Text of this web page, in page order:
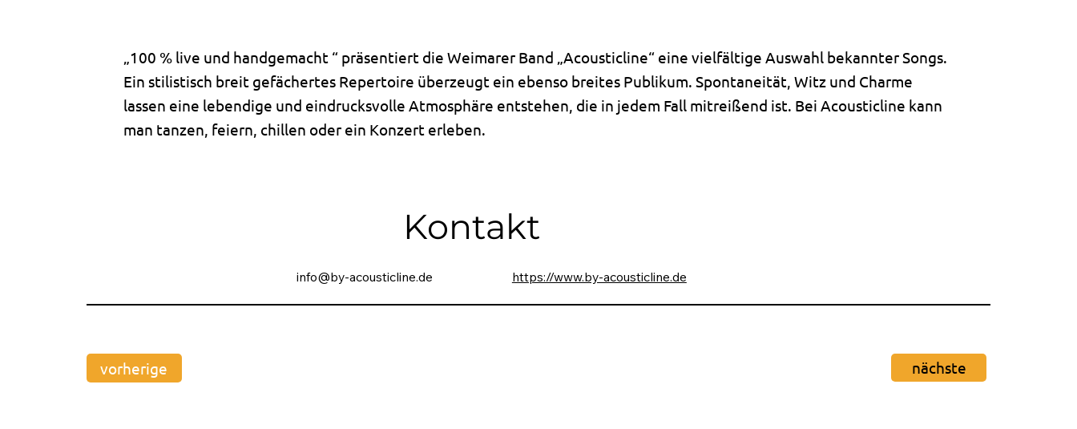
„100 % live und handgemacht “ präsentiert die Weimarer Band „Acousticline“ eine vielfältige Auswahl bekannter Songs.
Ein stilistisch breit gefächertes Repertoire überzeugt ein ebenso breites Publikum. Spontaneität, Witz und Charme
lassen eine lebendige und eindrucksvolle Atmosphäre entstehen, die in jedem Fall mitreißend ist. Bei Acousticline kann
man tanzen, feiern, chillen oder ein Konzert erleben.
Kontakt
info@by-acousticline.de https://www.by-acousticline.de
vorherige nächste